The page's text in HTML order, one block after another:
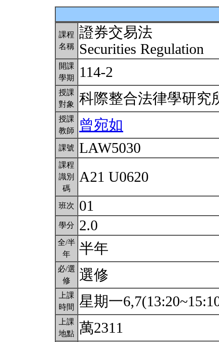
課程
名稱
證券交易法
Securities Regulation
開課
學期
114-2
授課
對象
科際整合法律學研
授課
教師
曾宛如
課號 LAW5030
課程
識別
碼
A21 U0620
班次 01
學分 2.0
全/半
年
半年
必/選
修
選修
上課
時間
星期一
上課
地點 萬2311